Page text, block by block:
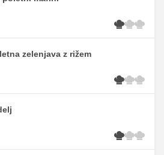
zelenjava z rižem